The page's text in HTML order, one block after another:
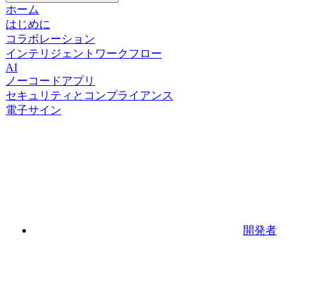
ホーム
はじめに
コラボレーション
インテリジェントワークフロー
AI
ノーコードアプリ
セキュリティとコンプライアンス
電子サイン
開発者